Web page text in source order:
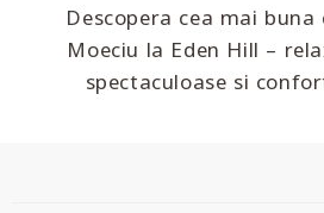
Descopera cea mai buna
Moeciu la Eden Hill –
spectaculoase si